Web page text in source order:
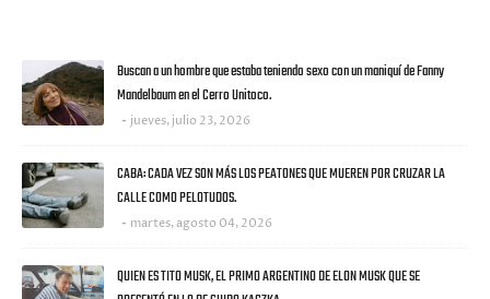
Buscan a un hombre que estaba teniendo sexo con un maniquí de Fanny
Mandelbaum en el Cerro Unitoco.
jueves, julio 23, 2026
CABA: CADA VEZ SON MÁS LOS PEATONES QUE MUEREN POR CRUZAR LA
CALLE COMO PELOTUDOS.
martes, agosto 04, 2026
QUIEN ES TITO MUSK, EL PRIMO ARGENTINO DE ELON MUSK QUE SE